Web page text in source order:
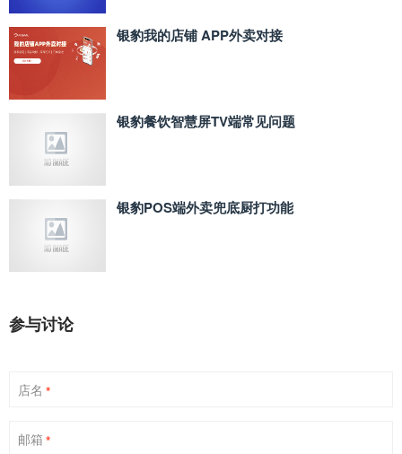
银豹我的店铺 APP外卖对接
银豹餐饮智慧屏TV端常见问题
银豹POS端外卖兜底厨打功能
参与讨论
店名 *
邮箱 *